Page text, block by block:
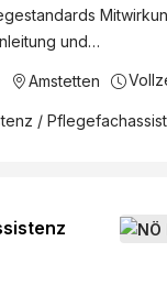
und…
Amstetten
/